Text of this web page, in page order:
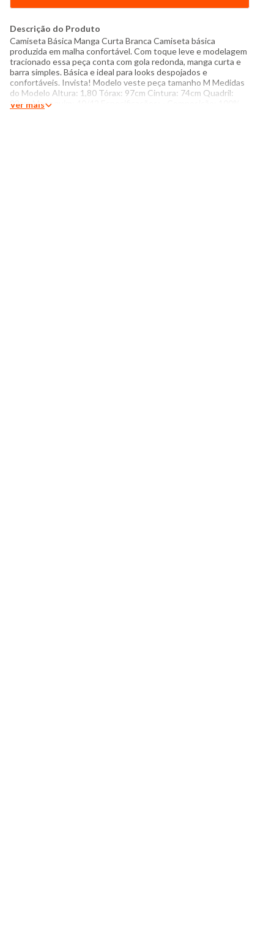
Descrição do Produto
Camiseta Básica Manga Curta Branca Camiseta básica
produzida em malha confortável. Com toque leve e modelagem
tracionado essa peça conta com gola redonda, manga curta e
barra simples. Básica e ideal para looks despojados e
confortáveis. Invista! Modelo veste peça tamanho M Medidas
do Modelo Altura: 1,80 Tórax: 97cm Cintura: 74cm Quadril:
92cm Manequim: 40/42 Especificações: - Composição: 100%
Ver mais